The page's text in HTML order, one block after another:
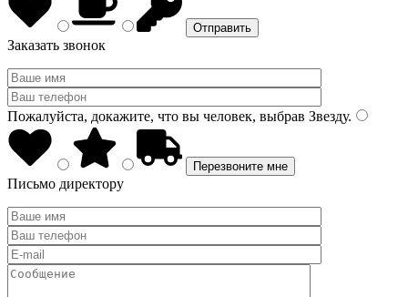
Заказать звонок
Пожалуйста, докажите, что вы человек, выбрав Звезду.
Письмо директору